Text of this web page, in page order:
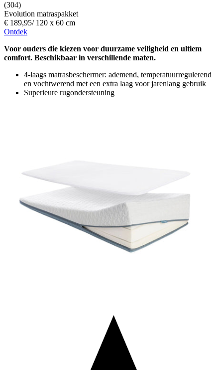
(304)
Evolution matraspakket
€ 189,95/ 120 x 60 cm
Ontdek
Voor ouders die kiezen voor duurzame veiligheid en ultiem
comfort. Beschikbaar in verschillende maten.
4-laags matrasbeschermer: ademend, temperatuurregulerend
en vochtwerend met een extra laag voor jarenlang gebruik
Superieure rugondersteuning